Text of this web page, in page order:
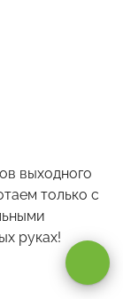
выходного
только с
руках!
cookie и